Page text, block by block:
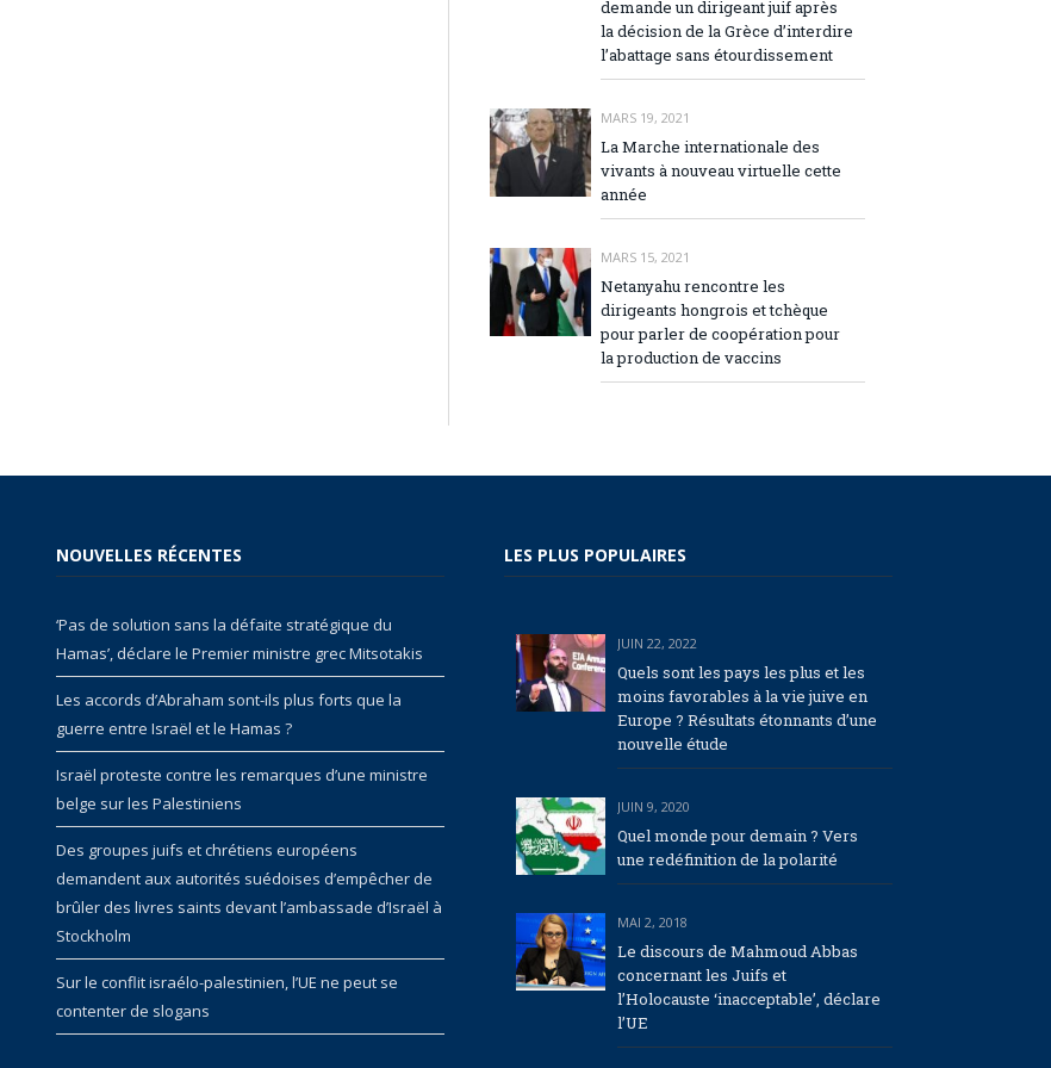
demande un dirigeant juif après
la décision de la Grèce d’interdire
l’abattage sans étourdissement
MARS 19, 2021
La Marche internationale des
vivants à nouveau virtuelle cette
année
MARS 15, 2021
Netanyahu rencontre les
dirigeants hongrois et tchèque
pour parler de coopération pour
la production de vaccins
NOUVELLES RÉCENTES
‘Pas de solution sans la défaite stratégique du
Hamas’, déclare le Premier ministre grec Mitsotakis
Les accords d’Abraham sont-ils plus forts que la
guerre entre Israël et le Hamas ?
Israël proteste contre les remarques d’une ministre
belge sur les Palestiniens
Des groupes juifs et chrétiens européens
demandent aux autorités suédoises d’empêcher de
brûler des livres saints devant l’ambassade d’Israël à
Stockholm
Sur le conflit israélo-palestinien, l’UE ne peut se
contenter de slogans
LES PLUS POPULAIRES
JUIN 22, 2022
Quels sont les pays les plus et les
moins favorables à la vie juive en
Europe ? Résultats étonnants d’une
nouvelle étude
JUIN 9, 2020
Quel monde pour demain ? Vers
une redéfinition de la polarité
MAI 2, 2018
Le discours de Mahmoud Abbas
concernant les Juifs et
l’Holocauste ‘inacceptable’, déclare
l’UE